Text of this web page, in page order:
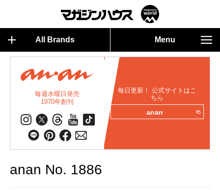
All Brands Menu
毎週水曜日発売
1970年創刊
毎日更新！ 公式サイトはこ
ちら
anan
anan No. 1886